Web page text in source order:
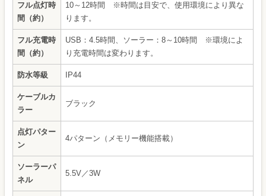
フル点灯時
間（約）
10～12時間 ※時間は目安で、使用環境により異な
ります。
フル充電時
間（約）
USB：4.5時間、ソーラー：8～10時間 ※環境によ
り充電時間は変わります。
防水等級 IP44
ケーブルカ
ラー
ブラック
点灯パター
ン
4パターン（メモリー機能搭載）
ソーラーパ
ネル
5.5V／3W